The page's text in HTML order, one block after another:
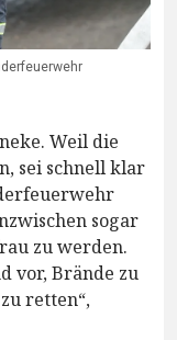
Weil die
sei schnell klar
sogar
zu werden.
vor, Brände zu
retten“,